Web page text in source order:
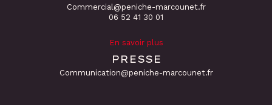
Commercial@peniche-marcounet.fr
06 52 41 30 01
En savoir plus
PRESSE
Communication@peniche-marcounet.fr